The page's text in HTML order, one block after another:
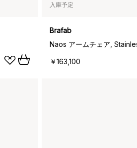
入庫予定
Brafab
￥163,100